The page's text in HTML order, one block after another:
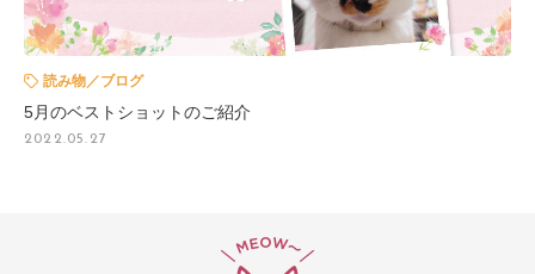
読み物／ブログ
5月のベストショットのご紹介
2022.05.27